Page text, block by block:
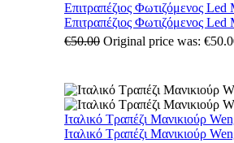
Επιτραπέζιος Φωτιζόμενος
Επιτραπέζιος Φωτιζόμενος
€50.00 Original price was:
Ιταλικό Τραπέζι Μανικιούρ
Ιταλικό Τραπέζι Μανικιούρ